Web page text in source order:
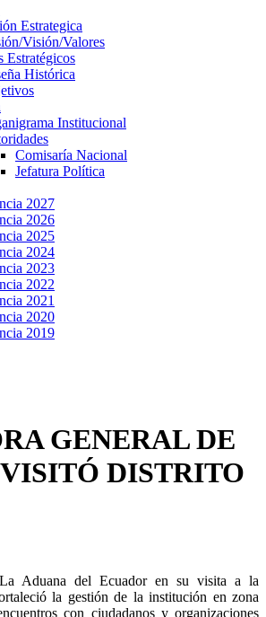
Estrategica
Visión/Valores
Estratégicos
Histórica
Institucional
Comisaría Nacional
Jefatura Política
2027
2026
2025
2024
2023
2022
2021
2020
2019
GENERAL DE
DISTRITO
Aduana del Ecuador en su visita a la
la gestión de la institución en zona
con ciudadanos y organizaciones